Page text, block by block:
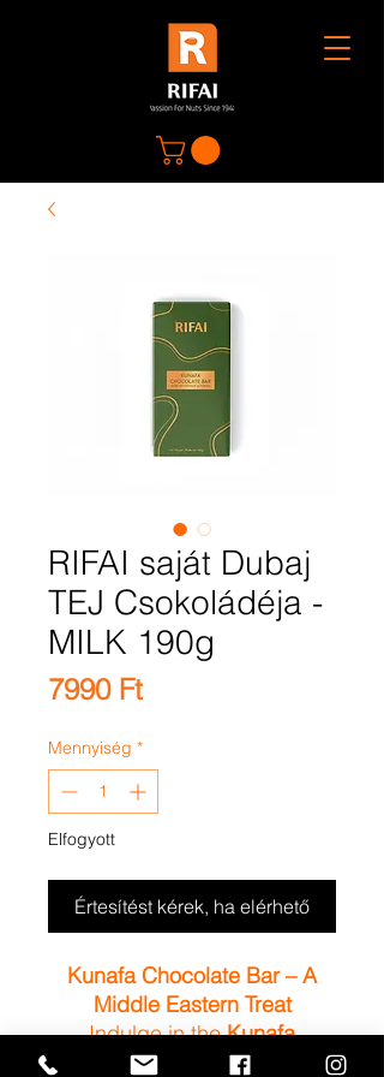
RIFAI saját Dubaj
TEJ Csokoládéja -
MILK 190g
7990 FtÁr
Mennyiség *
Elfogyott
Értesítést kérek, ha elérhető
Kunafa Chocolate Bar – A
Middle Eastern Treat
Indulge in theKunafa
Chocolate Bar
, where golden